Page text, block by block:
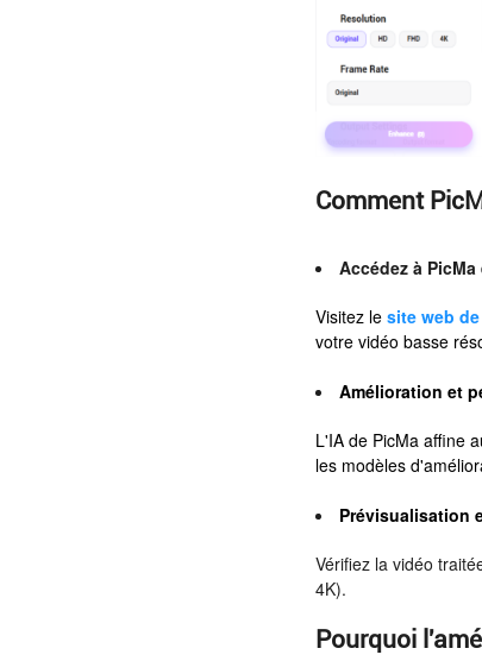
Comment
Accédez à
Visitez lesite web
votre vidéo basse
Amélioration et
L'IA de PicMa affine
les modèles
Prévisualisation
Vérifiez la vidéo
4K).
Pourquoi